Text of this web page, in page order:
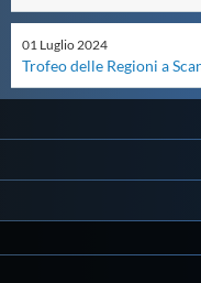
Area Legislativa
Qualità
Sostenibilità
01 Luglio2024
Trofeo delle Regioni a